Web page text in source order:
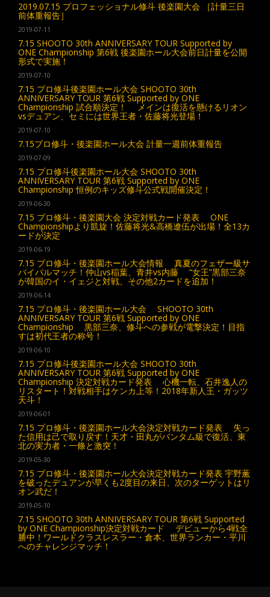
2019.07.15 プロフェッショナル修斗 後楽園大会 ［計量三日
前体重報告］
2019-07-11
7.15 SHOOTO 30th ANNIVERSARY TOUR Supported by
ONE Championship 第6戦 後楽園ホール大会前日計量を公開
形式で実施！
2019-07-10
7.15 プロ修斗後楽園ホール大会 SHOOTO 30th
ANNIVERSARY TOUR 第6戦 Supported by ONE
Championship 試合順決定！ メインは復活を懸けるリオン
vsデュアン、セミには世界王者・佐藤将光登場！
2019-07-10
7.15プロ修斗・後楽園ホール大会 計量一週前体重報告
2019-07-09
7.15 プロ修斗後楽園ホール大会 SHOOTO 30th
ANNIVERSARY TOUR 第6戦 Supported by ONE
Championship 恒例のキッズ修斗公式戦開催決定！
2019-06-30
7.15 プロ修斗・後楽園大会 決定対戦カード発表 ONE
Championshipより凱旋！佐藤将光&高橋遼伍が出場！全13カ
ードが決定
2019-06-19
7.15 プロ修斗・後楽園ホール大会情報 真夏のフェザー級サ
バイバルマッチ！仲山vs稲葉、青井vs内藤 “女王”黒部三奈
が韓国のイ・イェジと対戦、その他2カードを追加！
2019-06-14
7.15 プロ修斗・後楽園ホール大会 SHOOTO 30th
ANNIVERSARY TOUR 第6戦 Supported by ONE
Championship 黒部三奈、修斗への参戦が電撃決定！目指
すは初代王者の称号！
2019-06-10
7.15 プロ修斗後楽園ホール大会 SHOOTO 30th
ANNIVERSARY TOUR 第6戦 Supported by ONE
Championship 決定対戦カード発表 心機一転、石井逸人の
リスタート！対戦相手はケンカ上等！2018年新人王・ガッツ
天斗！
2019-06-01
7.15 プロ修斗・後楽園ホール大会決定対戦カード発表 失っ
た信用は己で取り戻す！天才・田丸がバンタム級で復活、東
北の実力者・一條と激突！
2019-05-30
7.15 プロ修斗・後楽園ホール大会決定対戦カード発表 宇野薫
を破ったデュアンが早くも2度目の来日、次のターゲットはリ
オン武だ！
2019-05-10
7.15 SHOOTO 30th ANNIVERSARY TOUR 第6戦 Supported
by ONE Championship決定対戦カード デビューから4戦全
勝中！ワールドクラスレスラー・倉本、世界ランカー・平川
へのチャレンジマッチ！